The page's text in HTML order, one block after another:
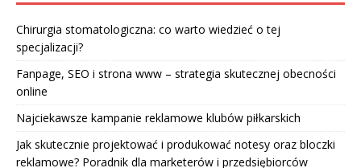
Chirurgia stomatologiczna: co warto wiedzieć o tej
specjalizacji?
Fanpage, SEO i strona www – strategia skutecznej obecności
online
Najciekawsze kampanie reklamowe klubów piłkarskich
Jak skutecznie projektować i produkować notesy oraz bloczki
reklamowe? Poradnik dla marketerów i przedsiębiorców